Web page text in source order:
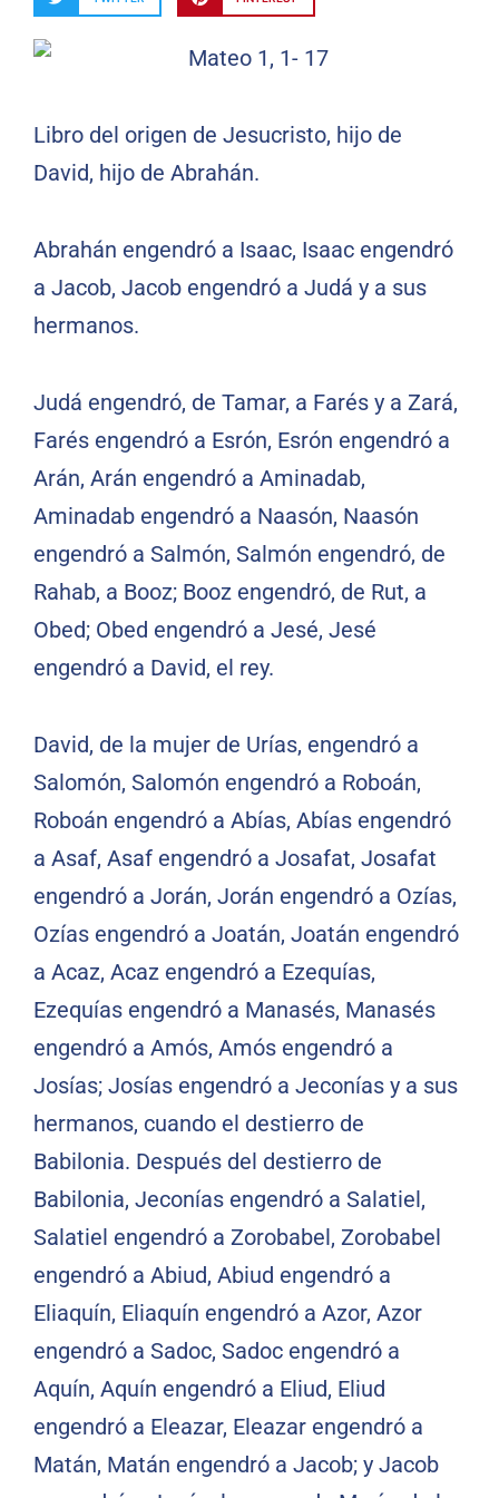
Libro del origen de Jesucristo, hijo de
David, hijo de Abrahán.
Abrahán engendró a Isaac, Isaac engendró
a Jacob, Jacob engendró a Judá y a sus
hermanos.
Judá engendró, de Tamar, a Farés y a Zará,
Farés engendró a Esrón, Esrón engendró a
Arán, Arán engendró a Aminadab,
Aminadab engendró a Naasón, Naasón
engendró a Salmón, Salmón engendró, de
Rahab, a Booz; Booz engendró, de Rut, a
Obed; Obed engendró a Jesé, Jesé
engendró a David, el rey.
David, de la mujer de Urías, engendró a
Salomón, Salomón engendró a Roboán,
Roboán engendró a Abías, Abías engendró
a Asaf, Asaf engendró a Josafat, Josafat
engendró a Jorán, Jorán engendró a Ozías,
Ozías engendró a Joatán, Joatán engendró
a Acaz, Acaz engendró a Ezequías,
Ezequías engendró a Manasés, Manasés
engendró a Amós, Amós engendró a
Josías; Josías engendró a Jeconías y a sus
hermanos, cuando el destierro de
Babilonia. Después del destierro de
Babilonia, Jeconías engendró a Salatiel,
Salatiel engendró a Zorobabel, Zorobabel
engendró a Abiud, Abiud engendró a
Eliaquín, Eliaquín engendró a Azor, Azor
engendró a Sadoc, Sadoc engendró a
Aquín, Aquín engendró a Eliud, Eliud
engendró a Eleazar, Eleazar engendró a
Matán, Matán engendró a Jacob; y Jacob